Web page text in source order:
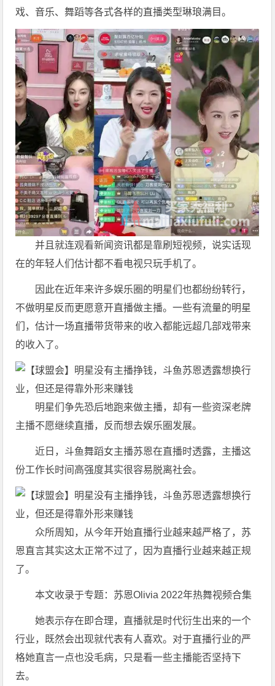
戏、音乐、舞蹈等各式各样的直播类型琳琅满目。
并且就连观看新闻资讯都是靠刷短视频，说实话现
在的年轻人们估计都不看电视只玩手机了。
因此在近年来许多娱乐圈的明星们也都纷纷转行，
不做明星反而更愿意开直播做主播。一些有流量的明星
们，估计一场直播带货带来的收入都能远超几部戏带来
的收入了。
明星们争先恐后地跑来做主播，却有一些资深老牌
主播不愿继续直播，反而想去娱乐圈发展。
近日，斗鱼舞蹈女主播苏恩在直播时透露，主播这
份工作长时间高强度其实很容易脱离社会。
众所周知，从今年开始直播行业越来越严格了，苏
恩直言其实这太正常不过了，因为直播行业越来越正规
了。
本文收录于专题：苏恩Olivia 2022年热舞视频合集
她表示存在即合理，直播就是时代衍生出来的一个
行业，既然会出现就代表有人喜欢。对于直播行业的严
格她直言一点也没毛病，只是看一些主播能否坚持下
去。